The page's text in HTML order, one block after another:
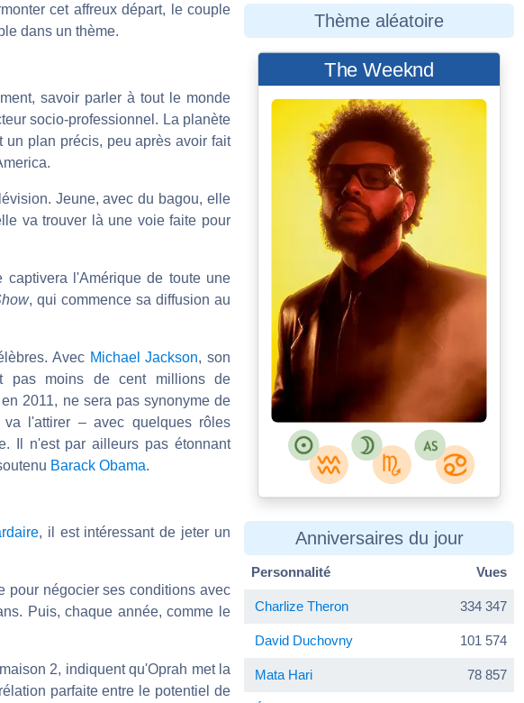
cet affreux départ, le couple
dans un thème.
savoir parler à tout le monde
socio-professionnel. La planète
plan précis, peu après avoir fait
Jeune, avec du bagou, elle
va trouver là une voie faite pour
l'Amérique de toute une
, qui commence sa diffusion au
Avec Michael Jackson, son
pas moins de cent millions de
2011, ne sera pas synonyme de
l'attirer – avec quelques rôles
Il n'est par ailleurs pas étonnant
Barack Obama.
, il est intéressant de jeter un
pour négocier ses conditions avec
Puis, chaque année, comme le
2, indiquent qu'Oprah met la
parfaite entre le potentiel de
Thème aléatoire
The Weeknd
Anniversaires du jour
Personnalité Vues
Charlize Theron 334 347
David Duchovny 101 574
Mata Hari 78 857